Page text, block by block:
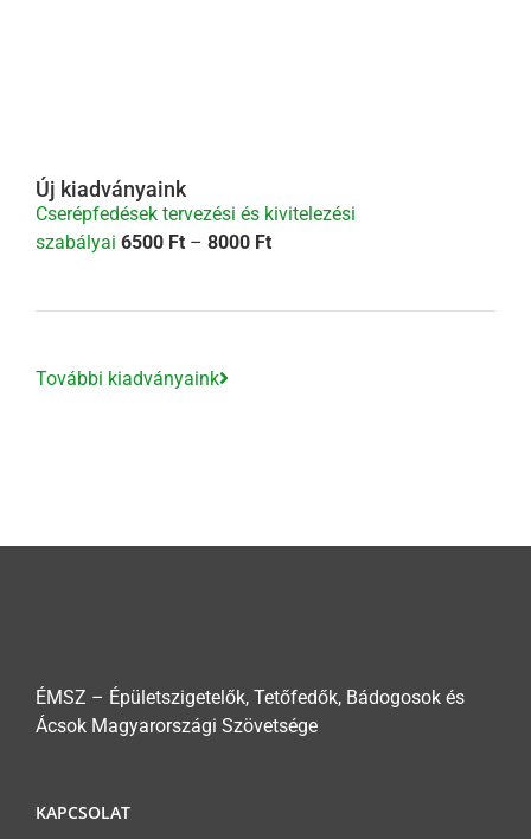
Új kiadványaink
Cserépfedések tervezési és kivitelezési
szabályai 6500 Ft – 8000 FtÁrtartomány:
További kiadványaink
ÉMSZ – Épületszigetelők, Tetőfedők, Bádogosok és
Ácsok Magyarországi Szövetsége
KAPCSOLAT